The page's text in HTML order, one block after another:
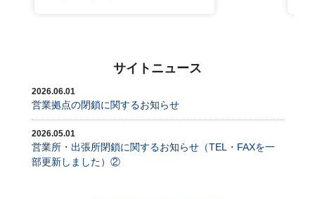
サイトニュース
2026.06.01
営業拠点の閉鎖に関するお知らせ
2026.05.01
営業所・出張所閉鎖に関するお知らせ（TEL・FAXを一
部更新しました）②